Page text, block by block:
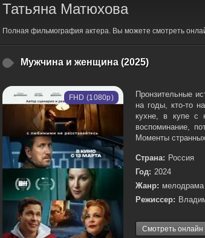
Татьяна Матюхова
Полная фильмография актера. Вы можете смотреть
Мужчина и женщина (2025)
FHD (1080p)
Пронзительные
на годы, кто-то
кухне, в купе с
воспоминание,
Моменты
Страна: Россия
Год: 2024
Жанр: мелодрама
Режиссер:
Смотреть онлайн